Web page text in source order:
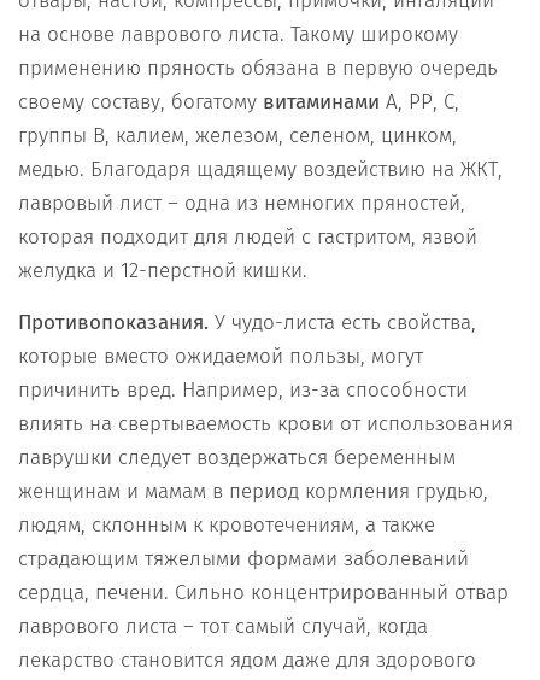
на основе лаврового листа. Такому широкому
применению пряность обязана в первую очередь
своему составу, богатому витаминами А, РР, С,
группы В, калием, железом, селеном, цинком,
медью. Благодаря щадящему воздействию на ЖКТ,
лавровый лист – одна из немногих пряностей,
которая подходит для людей с гастритом, язвой
желудка и 12-перстной кишки.
Противопоказания. У чудо-листа есть свойства,
которые вместо ожидаемой пользы, могут
причинить вред. Например, из-за способности
влиять на свертываемость крови от использования
лаврушки следует воздержаться беременным
женщинам и мамам в период кормления грудью,
людям, склонным к кровотечениям, а также
страдающим тяжелыми формами заболеваний
сердца, печени. Сильно концентрированный отвар
лаврового листа – тот самый случай, когда
лекарство становится ядом даже для здорового